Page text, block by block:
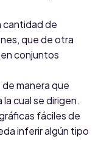
cantidad de
que de otra
conjuntos
manera que
cual se dirigen.
fáciles de
inferir algún tipo